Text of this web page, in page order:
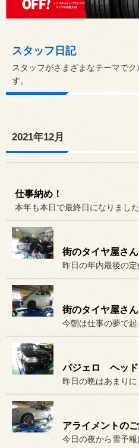
スタッフ日記
スタッフがさまざまなテーマで
す。
2021年12月
仕事納め！
本年も本日で最終日になりまし
街のタイヤ屋さ
街のタイヤ屋さん
今朝は仕事の夢で
アライメントのご
今日の夜から雪予